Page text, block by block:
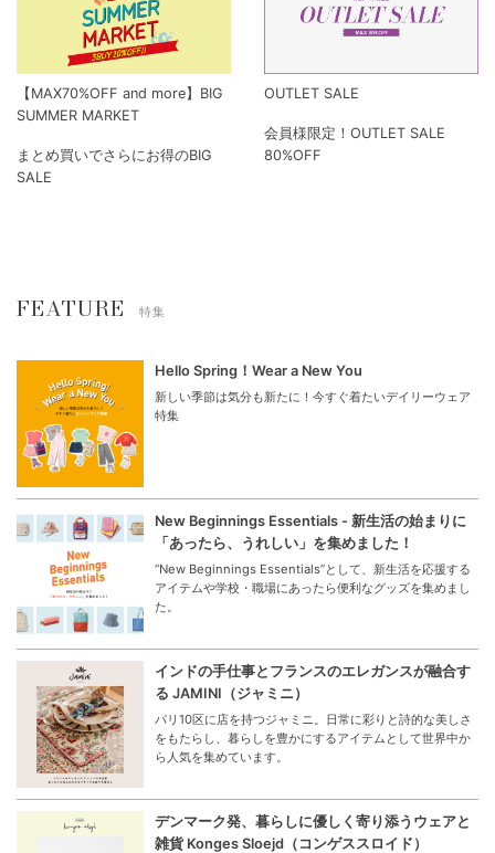
【MAX70%OFF and more】BIG
SUMMER MARKET
まとめ買いでさらにお得のBIG
SALE
OUTLET SALE
会員様限定！OUTLET SALE
80%OFF
FEATURE 特集
Hello Spring！Wear a New You
新しい季節は気分も新たに！今すぐ着たいデイリーウェア
特集
New Beginnings Essentials - 新生活の始まりに
「あったら、うれしい」を集めました！
“New Beginnings Essentials”として、新生活を応援する
アイテムや学校・職場にあったら便利なグッズを集めまし
た。
インドの手仕事とフランスのエレガンスが融合す
る JAMINI（ジャミニ）
パリ10区に店を持つジャミニ。日常に彩りと詩的な美しさ
をもたらし、暮らしを豊かにするアイテムとして世界中か
ら人気を集めています。
デンマーク発、暮らしに優しく寄り添うウェアと
雑貨 Konges Sloejd（コンゲススロイド）